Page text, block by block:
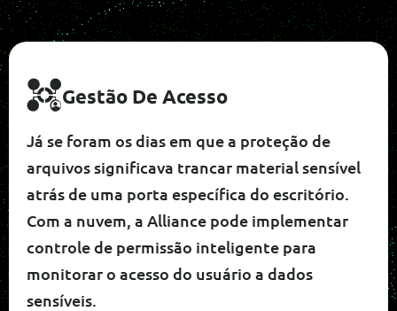
Gestão De Acesso
Já se foram os dias em que a proteção de
arquivos significava trancar material sensível
atrás de uma porta específica do escritório.
Com a nuvem, a Alliance pode implementar
controle de permissão inteligente para
monitorar o acesso do usuário a dados
sensíveis.